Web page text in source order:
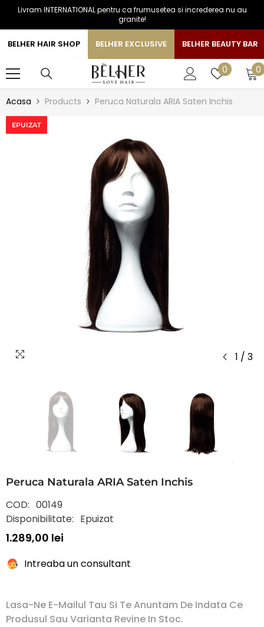
SARI LA CONTINUT
Livram INTERNATIONAL pentru ca frumusetea si increderea nu au
granite!
BELHER HAIR SHOP BELHER EXCLUSIVE BELHER BEAUTY BAR
0 Liste
00
Acasa Products Peruca Naturala ARIA Saten Inchis
EPUIZAT
1 / 3
Peruca Naturala ARIA Saten Inchis
COD: 00149
Disponibilitate: Epuizat
1.289,00 lei
Intreaba un consultant
Lasa-Ne E-Mailul Tau Si Te Anuntam De Indata Ce
Produsul Sau Varianta Revine In Stoc.